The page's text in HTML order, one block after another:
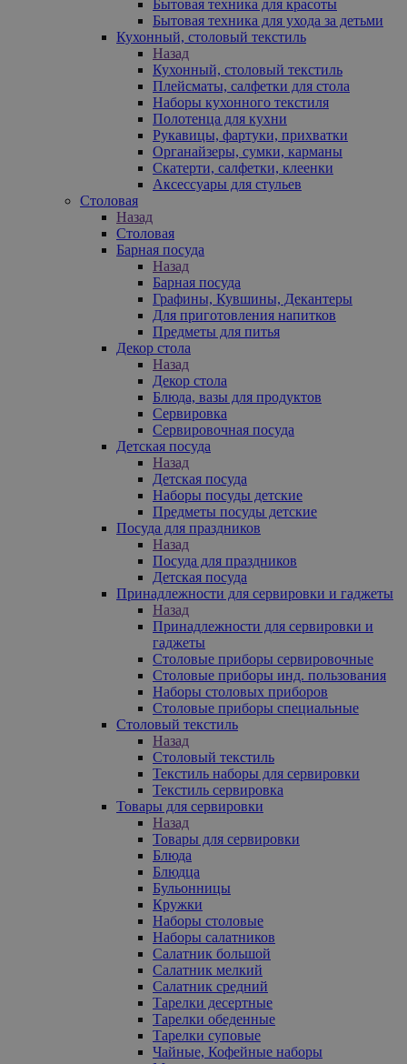
Бытовая техника для красоты
Бытовая техника для ухода за детьми
Кухонный, столовый текстиль
Назад
Кухонный, столовый текстиль
Плейсматы, салфетки для стола
Наборы кухонного текстиля
Полотенца для кухни
Рукавицы, фартуки, прихватки
Органайзеры, сумки, карманы
Скатерти, салфетки, клеенки
Аксессуары для стульев
Столовая
Назад
Столовая
Барная посуда
Назад
Барная посуда
Графины, Кувшины, Декантеры
Для приготовления напитков
Предметы для питья
Декор стола
Назад
Декор стола
Блюда, вазы для продуктов
Сервировка
Сервировочная посуда
Детская посуда
Назад
Детская посуда
Наборы посуды детские
Предметы посуды детские
Посуда для праздников
Назад
Посуда для праздников
Детская посуда
Принадлежности для сервировки и гаджеты
Назад
Принадлежности для сервировки и
гаджеты
Столовые приборы сервировочные
Столовые приборы инд. пользования
Наборы столовых приборов
Столовые приборы специальные
Столовый текстиль
Назад
Столовый текстиль
Текстиль наборы для сервировки
Текстиль сервировка
Товары для сервировки
Назад
Товары для сервировки
Блюда
Блюдца
Бульонницы
Кружки
Наборы столовые
Наборы салатников
Салатник большой
Салатник мелкий
Салатник средний
Тарелки десертные
Тарелки обеденные
Тарелки суповые
Чайные, Кофейные наборы